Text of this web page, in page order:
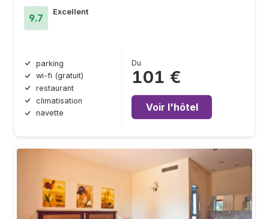
9.7
Excellent
parking
wi-fi (gratuit)
restaurant
climatisation
navette
Du
101 €
Voir l'hôtel